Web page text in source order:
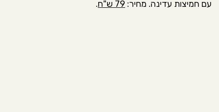
עם חמיצות עדינה. מחיר: 79 ש"ח .